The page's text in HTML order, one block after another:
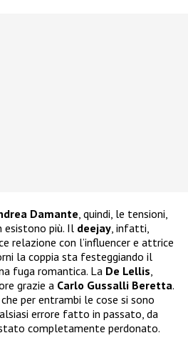
Damante , quindi, le tensioni,
esistono più. Il deejay , infatti,
relazione con l’influencer e attrice
la coppia sta festeggiando il
fuga romantica. La De Lellis
grazie a Carlo Gussalli Beretta.
per entrambi le cose si sono
errore fatto in passato, da
completamente perdonato.